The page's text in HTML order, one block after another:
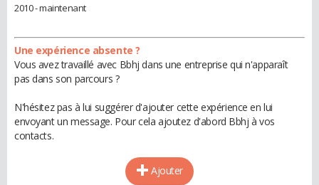
2010 - maintenant
Une expérience absente ?
Vous avez travaillé avec Bbhj dans une entreprise qui n'apparaît
pas dans son parcours ?
N'hésitez pas à lui suggérer d'ajouter cette expérience en lui
envoyant un message. Pour cela ajoutez d'abord Bbhj à vos
contacts.
Ajouter